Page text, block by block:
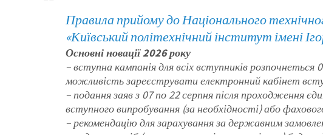
Правила прийому до Національного
«Київський політехнічний інститут імені
Основні новації 2026 року
–вступна кампанія для всіх вступників розпочнеться
можливість зареєструвати електронний кабінет
– подання заяв з 07 по 22 серпня після проходження
вступного випробування (за необхідності) або
– рекомендацію для зарахування за державним